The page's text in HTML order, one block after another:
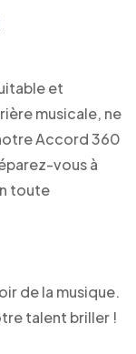
et
musicale, ne
Accord 360
vous à
toute
de la musique.
talent briller !